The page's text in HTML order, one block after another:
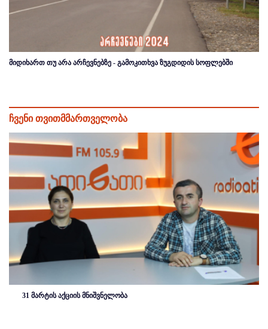
მიდიხართ თუ არა არჩევნებზე - გამოკითხვა ზუგდიდის სოფლებში
ჩვენი თვითმმართველობა
31 მარტის აქციის მნიშვნელობა